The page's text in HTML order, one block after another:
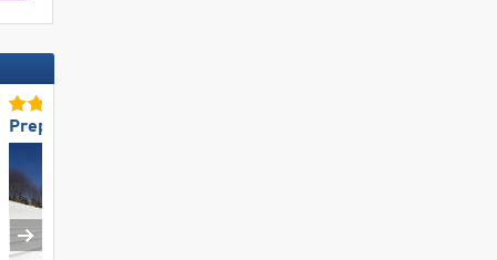
Preparazione delle piste TOP